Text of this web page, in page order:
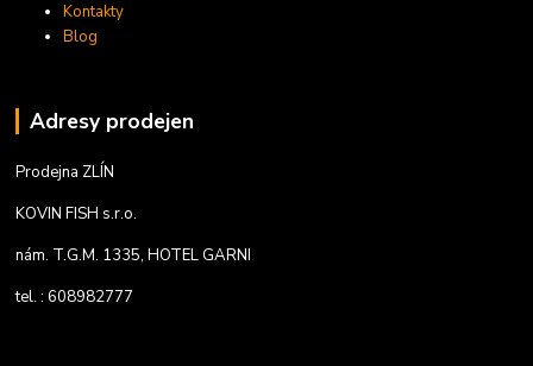
Kontakty
Blog
Adresy prodejen
Prodejna ZLÍN
KOVIN FISH s.r.o.
nám. T.G.M. 1335, HOTEL GARNI
tel. : 608982777